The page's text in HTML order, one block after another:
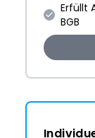
Erfüllt
BGB